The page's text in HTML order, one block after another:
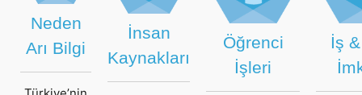
Neden
Arı Bilgi
İnsan
Kaynakları
Öğrenci
İşleri
İş